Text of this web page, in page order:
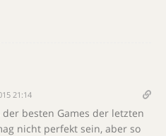
21:14
besten Games der letzten
nicht perfekt sein, aber so